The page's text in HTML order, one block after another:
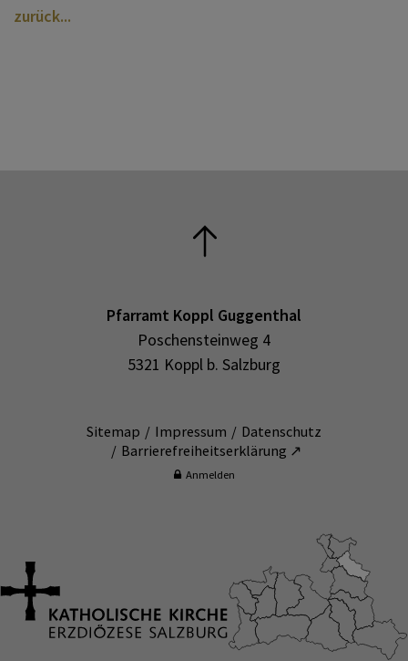
zurück
Pfarramt Koppl Guggenthal
Poschensteinweg 4
5321 Koppl b. Salzburg
Sitemap Impressum
Datenschutz
Barrierefreiheitserklärung ↗
Anmelden